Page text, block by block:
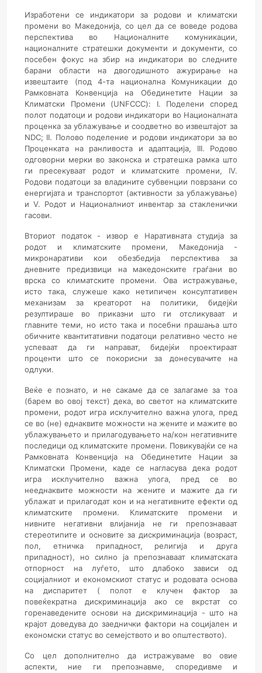
Изработени се индикатори за родови и климатски
промени во Македонија, со цел да се воведе родова
перспектива во Националните комуникации,
националните стратешки документи и документи, со
посебен фокус на збир на индикатори во следните
барани области на двогодишното ажурирање на
извештаите (под 4-та национална Комуникации до
Рамковната Конвенција на Обединетите Нации за
Климатски Промени (UNFCCC): I. Поделени според
полот податоци и родови индикатори во Националната
проценка за ублажување и соодветно во извештајот за
NDC; II. Полово поделение и родови индикатори за во
Проценката на ранливоста и адаптација, III. Родово
одговорни мерки во законска и стратешка рамка што
ги пресекуваат родот и климатските промени, IV.
Родови податоци за владините субвенции поврзани со
енергијата и транспортот (активности за ублажување)
и V. Родот и Националниот инвентар за стакленички
гасови.
Вториот податок - извор е Наративната студија за
родот и климатските промени, Македонија -
микронаративи кои обезбедија перспектива за
дневните предизвици на македонските граѓани во
врска со климатските промени. Ова истражување,
исто така, служеше како нетипичен консултативен
механизам за креаторот на политики, бидејќи
резултираше во приказни што ги отсликуваат и
главните теми, но исто така и посебни прашања што
обичните квантитативни податоци релативно често не
успеваат да ги направат, бидејќи проектираат
проценти што се покорисни за донесувачите на
одлуки.
Веќе е познато, и не сакаме да се залагаме за тоа
(барем во овој текст) дека, во светот на климатските
промени, родот игра исклучително важна улога, пред
се во (не) еднаквите можности на жените и мажите во
ублажувањето и прилагодувањето на/кон негативните
последици од климатските промени. Повикувајќи се на
Рамковната Конвенција на Обединетите Нации за
Климатски Промени, каде се нагласува дека родот
игра исклучително важна улога, пред се во
нееднаквите можности на жените и мажите да ги
ублажат и прилагодат кон и на негативните ефекти од
климатските промени. Климатските промени и
нивните негативни влијанија не ги препознаваат
стереотипите и основите за дискриминација (возраст,
пол, етничка припадност, религија и друга
припадност), но силно ја препознаваат климатската
отпорност на луѓето, што длабоко зависи од
социјалниот и економскиот статус и родовата основа
на диспаритет ( полот е клучен фактор за
повеќекратна дискриминација ако се вкрстат со
горенаведените основи на дискриминација - што на
крајот доведува до заеднички фактори на социјален и
економски статус во семејството и во општеството).
Со цел дополнително да истражуваме во овие
аспекти, ние ги препознавме, споредивме и